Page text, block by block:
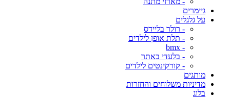
גיימרים
על גלגלים
- רולר בליידס
- תלת אופן לילדים
- bmx
- בלעדי באתר
- קורקינטים לילדים
מותגים
מדיניות משלוחים והחזרות
בלוג